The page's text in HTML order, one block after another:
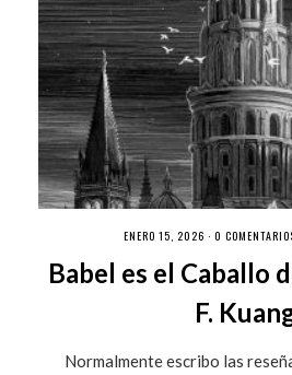
ENERO 15, 2026 · 0
Babel es el Caballo
F.
Normalmente escribo las